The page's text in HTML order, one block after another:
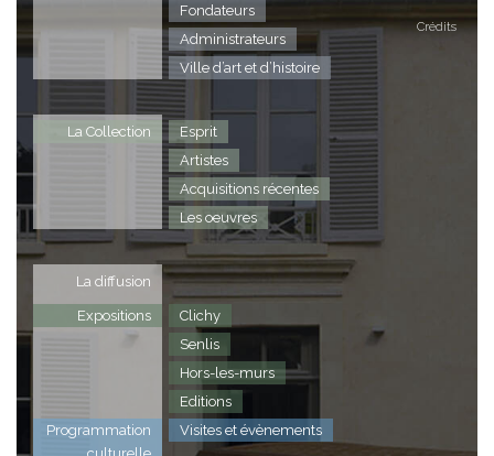
Crédits
Fondateurs
Administrateurs
Ville d’art et d’histoire
La Collection
Esprit
Artistes
Acquisitions récentes
Les oeuvres
La diffusion
Expositions
Clichy
Senlis
Hors-les-murs
Editions
Programmation
Visites et évènements